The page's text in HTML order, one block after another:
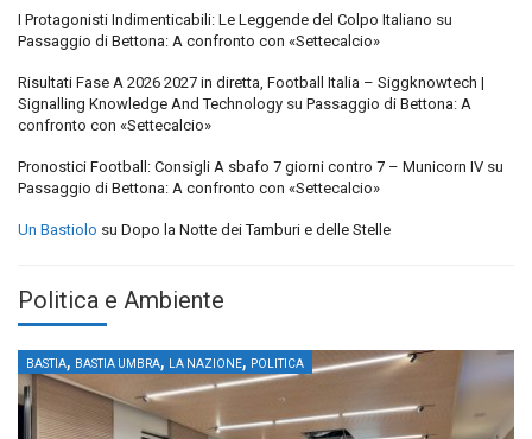
I Protagonisti Indimenticabili: Le Leggende del Colpo Italiano su
Passaggio di Bettona: A confronto con «Settecalcio»
Risultati Fase A 2026 2027 in diretta, Football Italia – Siggknowtech |
Signalling Knowledge And Technology su Passaggio di Bettona: A
confronto con «Settecalcio»
Pronostici Football: Consigli A sbafo 7 giorni contro 7 – Municorn IV su
Passaggio di Bettona: A confronto con «Settecalcio»
Un Bastiolo su Dopo la Notte dei Tamburi e delle Stelle
Politica e Ambiente
BASTIA, BASTIA UMBRA, LA NAZIONE, POLITICA